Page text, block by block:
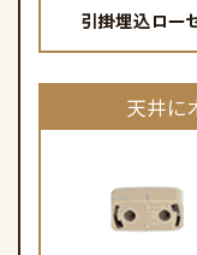
天井に